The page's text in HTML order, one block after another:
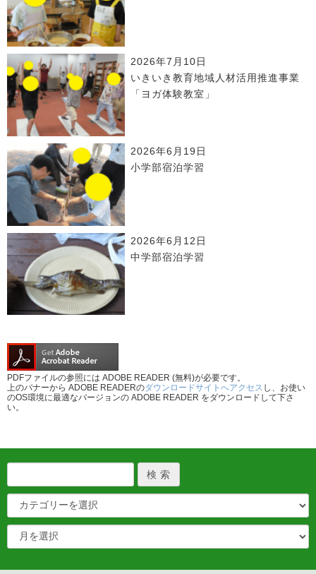
2026年7月10日
いきいき教育地域人材活用推進事業
「ヨガ体験教室」
2026年6月19日
小学部宿泊学習
2026年6月12日
中学部宿泊学習
PDFファイルの参照には ADOBE READER (無料)が必要です。
上のバナーから ADOBE READERのダウンロードサイトへアクセス し、お使い
のOS環境に最適なバージョンの ADOBE READER をダウンロードして下さ
い。